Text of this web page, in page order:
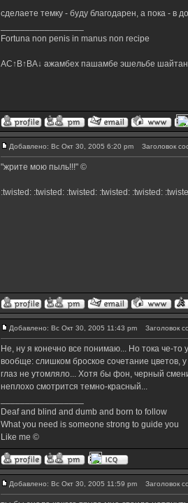
сделаете темку - буду благодарен, а пока - в
Fortuna non penis in manus non recipe
AC↑B↑BA↓ ажамбех пашамбе эшельбе
Добавлено: Вс Окт 30, 2005 6:20 pm Заголовок
"жрите мою пыль!!!" ©
:twisted: :twisted: :twisted: :twisted: :twisted:
Добавлено: Вс Окт 30, 2005 11:43 pm Заголовок
Не, ну я конечно все понимаю... Но тока че-
вообще: слишком броское сочетание цветов,
глаз не утомляло... Хотя бы фон, черный
неплохо смотрится темно-красный...
Deaf and blind and dumb and born to follow
What you need is someone strong to guide you
Like me ©
Добавлено: Вс Окт 30, 2005 11:59 pm Заголовок